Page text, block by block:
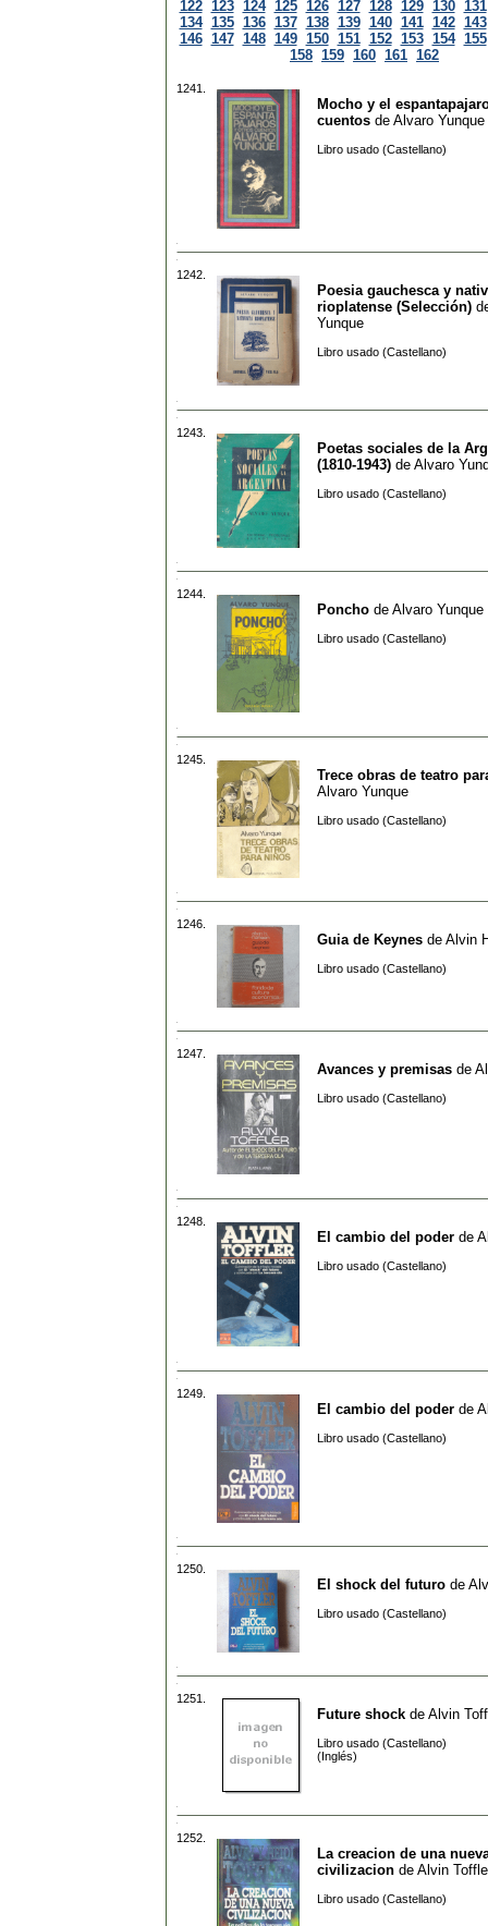
122 123 124 125 126 127 128 129 130 131
134 135 136 137 138 139 140 141 142 143
146 147 148 149 150 151 152 153 154 155
158 159 160 161 162
1241.
Mocho y el
cuentos de Alvaro Yunque
Libro usado (Castellano)
1242.
Poesia gauchesca y
rioplatense (Selección)
Yunque
Libro usado (Castellano)
1243.
Poetas sociales de la
(1810-1943) de Alvaro
Libro usado (Castellano)
1244.
Poncho de Alvaro Yunque
Libro usado (Castellano)
1245.
Trece obras de teatro
Alvaro Yunque
Libro usado (Castellano)
1246.
Guia de Keynes de Alvin
Libro usado (Castellano)
1247.
Avances y premisas de
Libro usado (Castellano)
1248.
El cambio del poder de
Libro usado (Castellano)
1249.
El cambio del poder de
Libro usado (Castellano)
1250.
El shock del futuro de
Libro usado (Castellano)
1251.
Future shock de Alvin
Libro usado (Castellano)
(Inglés)
1252.
La creacion de una
civilizacion de Alvin
Libro usado (Castellano)